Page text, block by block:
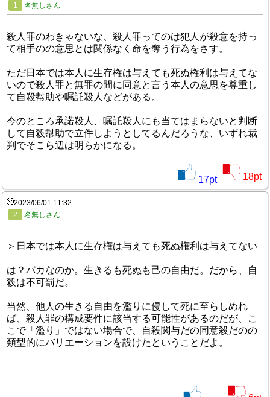
1
名無しさん
殺人罪のわきゃないな、殺人罪ってのは犯人が殺意を持っ
て相手のの意思とは関係なく命を奪う行為をさす。
ただ日本では本人に生存権は与えても死ぬ権利は与えてな
いので殺人罪と無罪の間に同意と言う本人の意思を尊重し
て自殺幇助や嘱託殺人などがある。
今のところ承諾殺人、嘱託殺人にも当てはまらないと判断
して自殺幇助で立件しようとしてるんだろうな、いずれ裁
判でそこら辺は明らかになる。
17pt 18pt
2023/06/01 11:32
2
名無しさん
＞日本では本人に生存権は与えても死ぬ権利は与えてない
は？バカなのか。生きるも死ぬも己の自由だ。だから、自
殺は不可罰だ。
当然、他人の生きる自由を濫りに侵して死に至らしめれ
ば、殺人罪の構成要件に該当する可能性があるのだが、こ
こで「濫り」ではない場合で、自殺関与だの同意殺だのの
類型的にバリエーションを設けたということだよ。